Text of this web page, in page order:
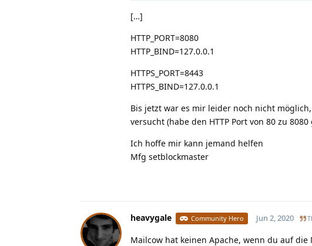
[…]
HTTP_PORT=8080
HTTP_BIND=127.0.0.1
HTTPS_PORT=8443
HTTPS_BIND=127.0.0.1
Bis jetzt war es mir leider noch nicht
versucht (habe den HTTP Port von 80 zu
Ich hoffe mir kann jemand helfen
Mfg setblockmaster
heavygale Community Hero Jun 2, 2020
Mailcow hat keinen Apache, wenn du auf